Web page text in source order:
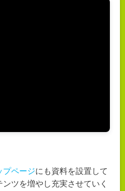
プページにも資料を設置して
ツを増やし充実させていく